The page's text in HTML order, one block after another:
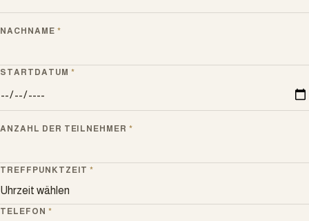
NACHNAME *
STARTDATUM *
ANZAHL DER TEILNEHMER *
TREFFPUNKTZEIT *
TELEFON *